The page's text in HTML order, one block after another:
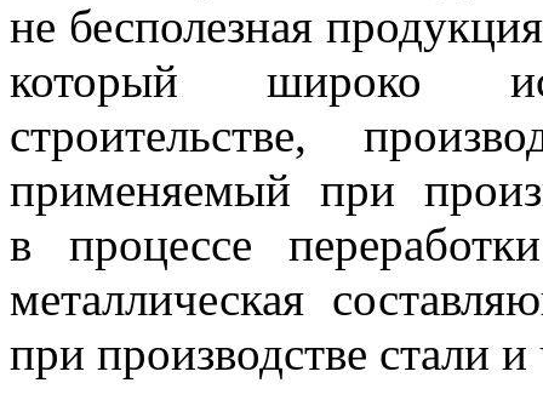
не бесполезная
который широко
строительстве,
применяемый при
в процессе
металлическая
при производстве стали и